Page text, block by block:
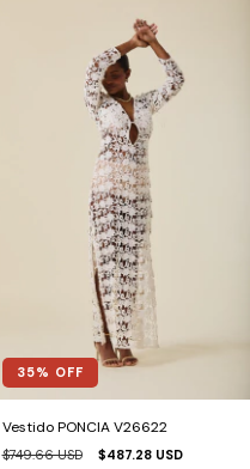
35% OFF
Vestido PONCIA V26622
$749.66 USD $487.28 USD